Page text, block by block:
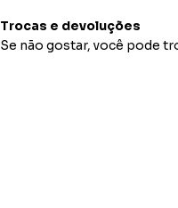
Trocas e devoluções
Se não gostar, você pode